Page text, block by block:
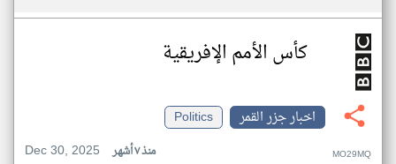
كأس الأمم الإفريقية
اخبار جزر القمر
Politics
Dec 30, 2025
منذ ٧ أشهر MO29MQ